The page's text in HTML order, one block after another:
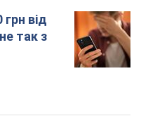
від
так з